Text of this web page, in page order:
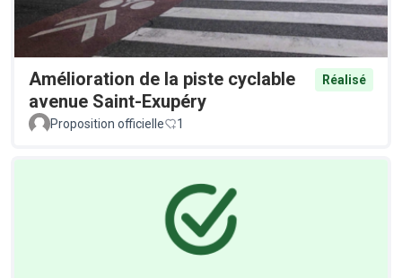
Amélioration de la piste cyclable
avenue Saint-Exupéry
Réalisé
Proposition officielle 1